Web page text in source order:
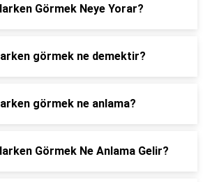
Görmek Neye Yorar?
görmek ne demektir?
görmek ne anlama?
Görmek Ne Anlama Gelir?